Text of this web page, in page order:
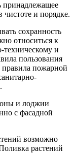
принадлежащее
и порядке.
сохранность
относиться к
и
пользования
пожарной
и лоджии
с фасадной
возможно
растений